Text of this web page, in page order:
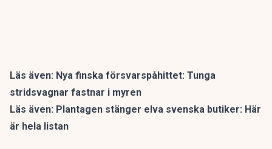
Läs även: Nya finska försvarspåhittet: Tunga
stridsvagnar fastnar i myren
Läs även: Plantagen stänger elva svenska butiker: Här
är hela listan